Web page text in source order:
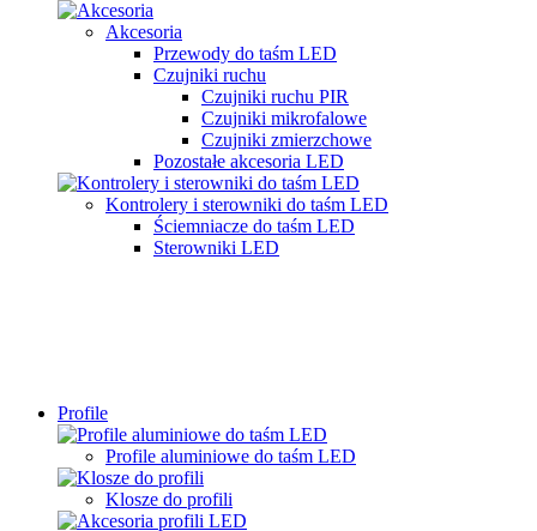
Akcesoria
Przewody do taśm LED
Czujniki ruchu
Czujniki ruchu PIR
Czujniki mikrofalowe
Czujniki zmierzchowe
Pozostałe akcesoria LED
Kontrolery i sterowniki do taśm LED
Ściemniacze do taśm LED
Sterowniki LED
Profile
Profile aluminiowe do taśm LED
Klosze do profili